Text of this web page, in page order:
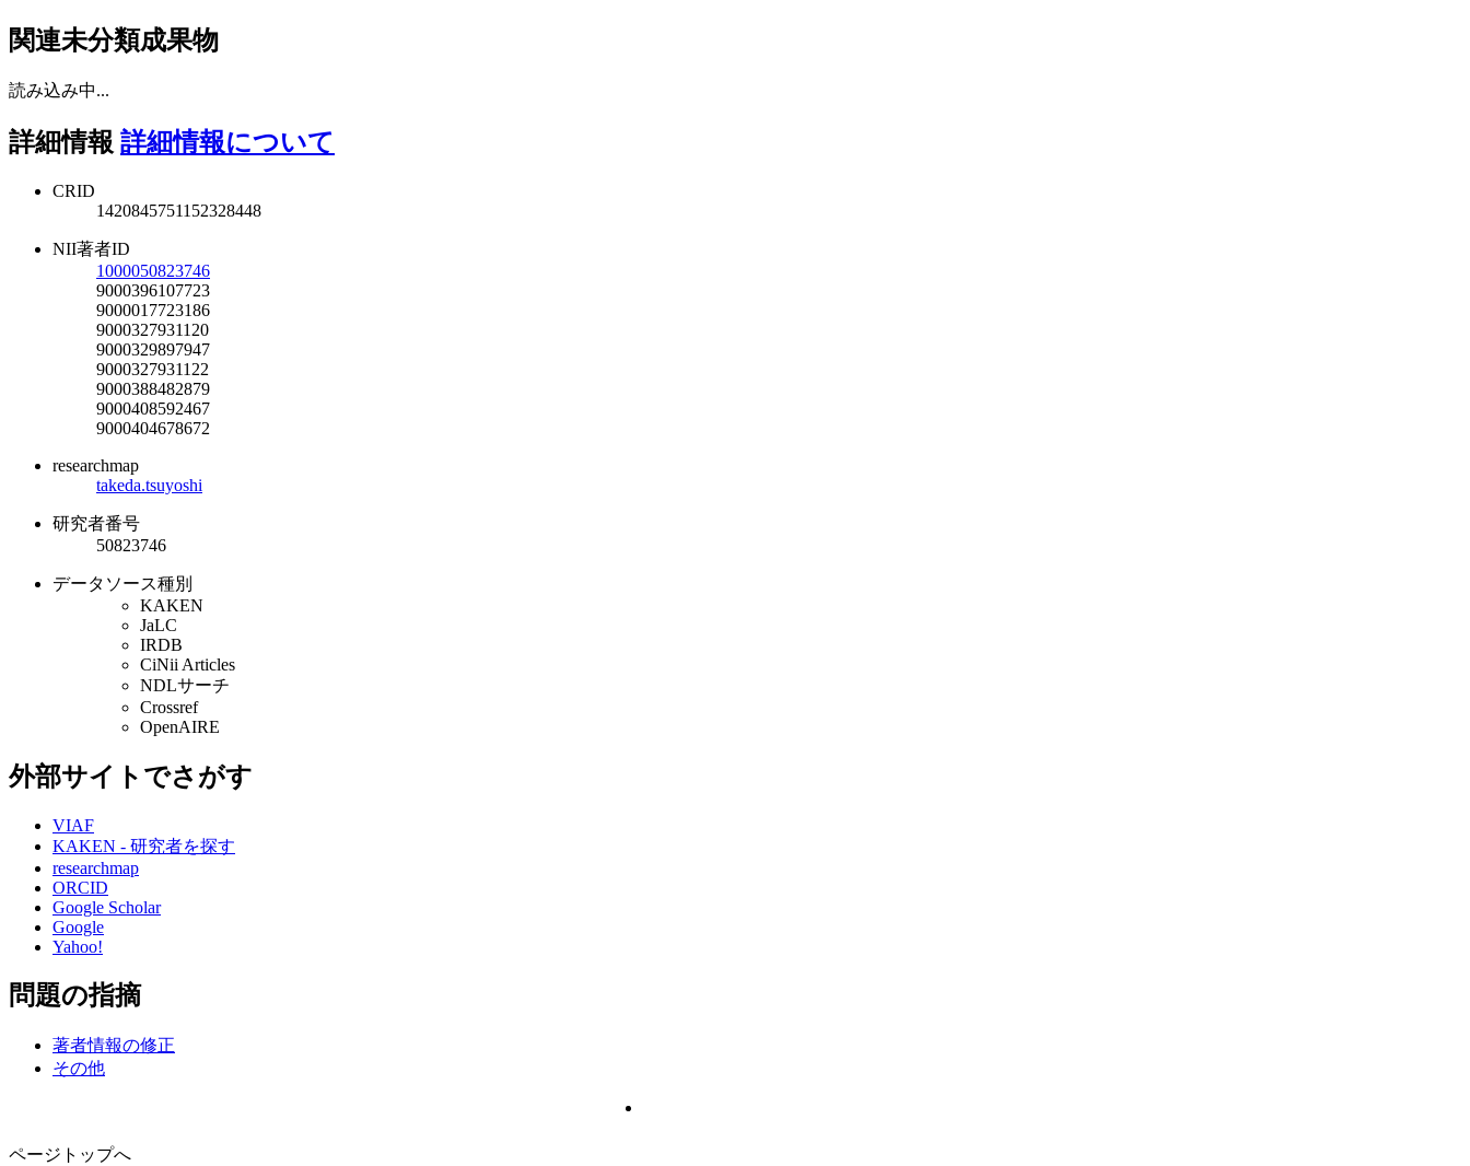
関連未分類成果物
読み込み中...
詳細情報 詳細情報について
CRID
1420845751152328448
NII著者ID
1000050823746
9000396107723
9000017723186
9000327931120
9000329897947
9000327931122
9000388482879
9000408592467
9000404678672
researchmap
takeda.tsuyoshi
研究者番号
50823746
データソース種別
KAKEN
JaLC
IRDB
CiNii Articles
NDLサーチ
Crossref
OpenAIRE
外部サイトでさがす
VIAF
KAKEN - 研究者を探す
researchmap
ORCID
Google Scholar
Google
Yahoo!
問題の指摘
著者情報の修正
その他
ページトップへ